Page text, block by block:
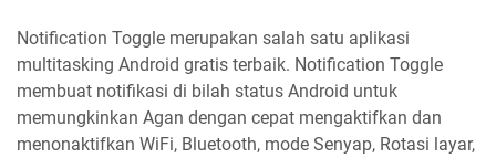
Notification Toggle merupakan salah satu aplikasi
multitasking Android gratis terbaik. Notification Toggle
membuat notifikasi di bilah status Android untuk
memungkinkan Agan dengan cepat mengaktifkan dan
menonaktifkan WiFi, Bluetooth, mode Senyap, Rotasi layar,